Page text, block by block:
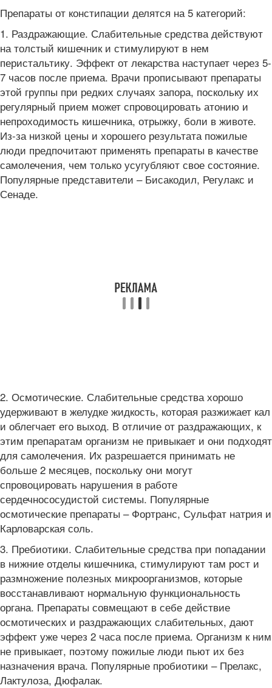
Препараты от констипации делятся на 5 категорий:
1. Раздражающие. Слабительные средства действуют
на толстый кишечник и стимулируют в нем
перистальтику. Эффект от лекарства наступает через 5-
7 часов после приема. Врачи прописывают препараты
этой группы при редких случаях запора, поскольку их
регулярный прием может спровоцировать атонию и
непроходимость кишечника, отрыжку, боли в животе.
Из-за низкой цены и хорошего результата пожилые
люди предпочитают применять препараты в качестве
самолечения, чем только усугубляют свое состояние.
Популярные представители – Бисакодил, Регулакс и
Сенаде.
2. Осмотические. Слабительные средства хорошо
удерживают в желудке жидкость, которая разжижает кал
и облегчает его выход. В отличие от раздражающих, к
этим препаратам организм не привыкает и они подходят
для самолечения. Их разрешается принимать не
больше 2 месяцев, поскольку они могут
спровоцировать нарушения в работе
сердечнососудистой системы. Популярные
осмотические препараты – Фортранс, Сульфат натрия и
Карловарская соль.
3. Пребиотики. Слабительные средства при попадании
в нижние отделы кишечника, стимулируют там рост и
размножение полезных микроорганизмов, которые
восстанавливают нормальную функциональность
органа. Препараты совмещают в себе действие
осмотических и раздражающих слабительных, дают
эффект уже через 2 часа после приема. Организм к ним
не привыкает, поэтому пожилые люди пьют их без
назначения врача. Популярные пробиотики – Прелакс,
Лактулоза, Дюфалак.